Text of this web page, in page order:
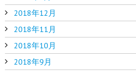
2018年12月
2018年11月
2018年10月
2018年9月